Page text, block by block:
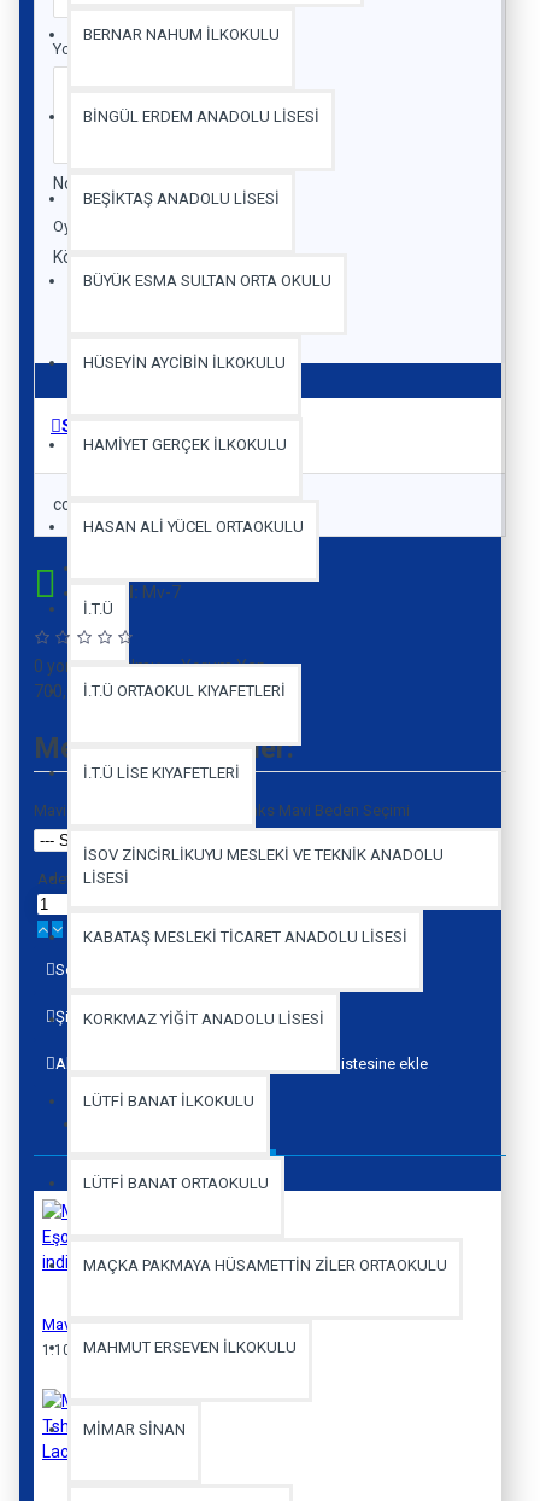
BERNAR NAHUM İLKOKULU
BİNGÜL ERDEM ANADOLU LİSESİ
BEŞİKTAŞ ANADOLU LİSESİ
BÜYÜK ESMA SULTAN ORTA OKULU
HÜSEYİN AYCİBİN İLKOKULU
HAMİYET GERÇEK İLKOKULU
HASAN ALİ YÜCEL ORTAOKULU
İ.T.Ü
İ.T.Ü ORTAOKUL KIYAFETLERİ
İ.T.Ü LİSE KIYAFETLERİ
İSOV ZİNCİRLİKUYU MESLEKİ VE TEKNİK ANADOLU
LİSESİ
KABATAŞ MESLEKİ TİCARET ANADOLU LİSESİ
KORKMAZ YİĞİT ANADOLU LİSESİ
LÜTFİ BANAT İLKOKULU
LÜTFİ BANAT ORTAOKULU
MAÇKA PAKMAYA HÜSAMETTİN ZİLER ORTAOKULU
MAHMUT ERSEVEN İLKOKULU
MİMAR SİNAN
Yorumunuz
Not:
Oylama
Kötü
Size Chart
code
Model: Mv-7
0 yorum yapılmış.-Yorum Yap
700,00 TL
Mevcut Seçenekler:
Mavigün Basic Tshirt Kısa Kol Saks Mavi Beden Seçimi
Adet
Sepete Ekle
Şimdi Al Satıcıya Sor
Alışveriş Listeme Ekle Karşılaştırma listesine ekle
Mavigün Eşofman Alt indigo Üç İplik
1.100,00 TL